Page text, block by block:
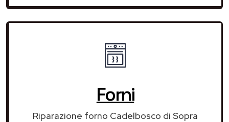
Forni
Riparazione forno Cadelbosco di Sopra